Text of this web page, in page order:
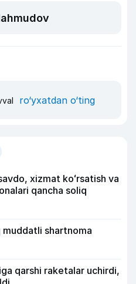
ro‘yxatdan o‘ting
xizmat koʻrsatish va
qancha soliq
muddatli shartnoma
qarshi raketalar uchirdi,